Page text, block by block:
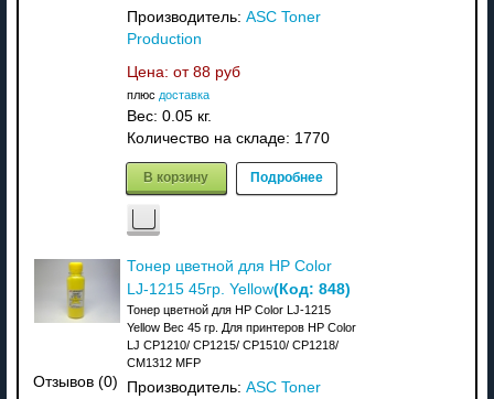
Производитель: ASC Toner
Production
Цена: от 88 руб
плюс доставка
Вес: 0.05 кг.
Количество на складе: 1770
В корзину Подробнее
Отзывов (0)
Тонер цветной для HP Color
LJ-1215 45гр. Yellow(Код: 848)
Тонер цветной для HP Color LJ-1215
Yellow Вес 45 гр. Для принтеров HP Color
LJ CP1210/ CP1215/ CP1510/ CP1218/
CM1312 MFP
Производитель: ASC Toner